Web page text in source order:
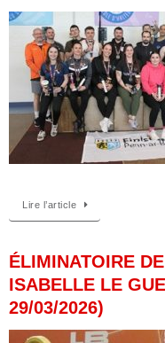
Lire l’article
ÉLIMINATOIRE
ISABELLE LE
29/03/2026)